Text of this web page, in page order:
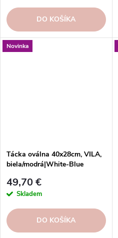
DO KOŠÍKA
Novinka
Tácka oválna 40x28cm, VILA,
biela/modrá|White-Blue
49,70 €
Skladem
DO KOŠÍKA